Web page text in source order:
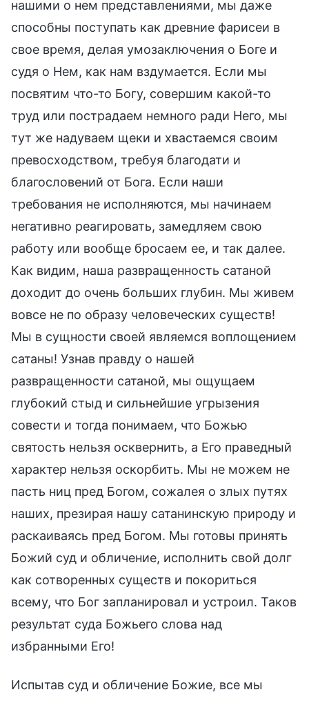
нашими о нем представлениями, мы даже
способны поступать как древние фарисеи в
свое время, делая умозаключения о Боге и
судя о Нем, как нам вздумается. Если мы
посвятим что-то Богу, совершим какой-то
труд или пострадаем немного ради Него, мы
тут же надуваем щеки и хвастаемся своим
превосходством, требуя благодати и
благословений от Бога. Если наши
требования не исполняются, мы начинаем
негативно реагировать, замедляем свою
работу или вообще бросаем ее, и так далее.
Как видим, наша развращенность сатаной
доходит до очень больших глубин. Мы живем
вовсе не по образу человеческих существ!
Мы в сущности своей являемся воплощением
сатаны! Узнав правду о нашей
развращенности сатаной, мы ощущаем
глубокий стыд и сильнейшие угрызения
совести и тогда понимаем, что Божью
святость нельзя осквернить, а Его праведный
характер нельзя оскорбить. Мы не можем не
пасть ниц пред Богом, сожалея о злых путях
наших, презирая нашу сатанинскую природу и
раскаиваясь пред Богом. Мы готовы принять
Божий суд и обличение, исполнить свой долг
как сотворенных существ и покориться
всему, что Бог запланировал и устроил. Таков
результат суда Божьего слова над
избранными Его!
Испытав суд и обличение Божие, все мы